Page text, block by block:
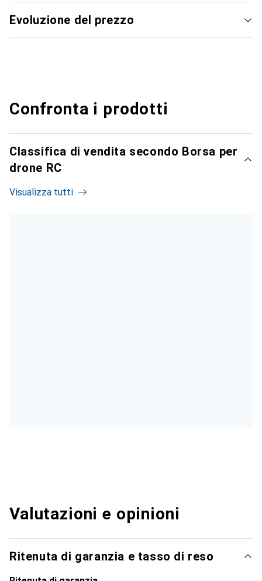
Evoluzione del prezzo
Confronta i prodotti
Classifica di vendita secondo Borsa per
drone RC
Visualizza tutti
Valutazioni e opinioni
Ritenuta di garanzia e tasso di reso